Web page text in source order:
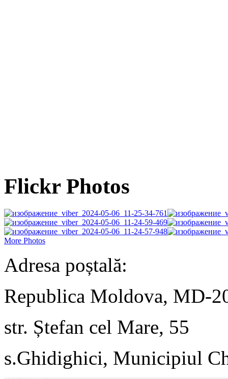
Flickr Photos
More Photos
Adresa poștală:
Republica Moldova, MD-
str. Ștefan cel Mare, 55
s.Ghidighici, Municipiul